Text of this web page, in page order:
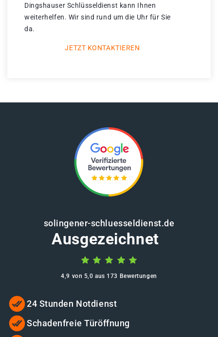
Dingshauser Schlüsseldienst kann Ihnen
weiterhelfen. Wir sind rund um die Uhr für Sie
da.
JETZT KONTAKTIEREN
solingener-schluesseldienst.de
Ausgezeichnet
4,9 von 5,0 aus 173 Bewertungen
24 Stunden Notdienst
Schadenfreie Türöffnung